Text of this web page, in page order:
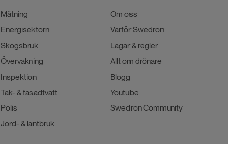
Mätning
Energisektorn
Skogsbruk
Övervakning
Inspektion
Tak- & fasadtvätt
Polis
Jord- & lantbruk
Om oss
Varför Swedron
Lagar & regler
Allt om drönare
Blogg
Youtube
Swedron Community